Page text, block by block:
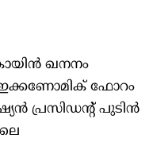
ഖനനം
ഫോറം
പ്രസിഡന്റ് പുടിൻ